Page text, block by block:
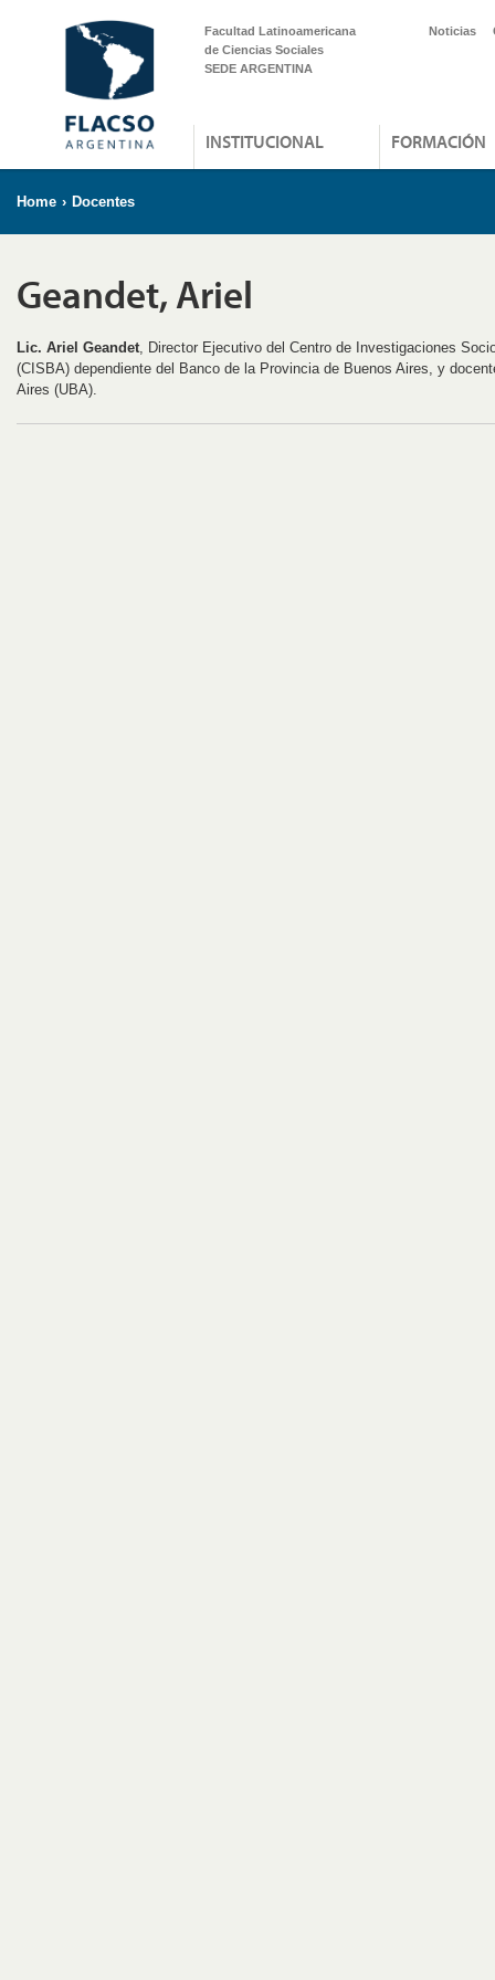
Facultad Latinoamericana
de Ciencias Sociales
SEDE ARGENTINA
Noticias
INSTITUCIONAL FORMACIÓN
Home › Docentes
Geandet, Ariel
Lic. Ariel Geandet, Director Ejecutivo del Centro de Investigaciones
(CISBA) dependiente del Banco de la Provincia de Buenos Aires, y
Aires (UBA).